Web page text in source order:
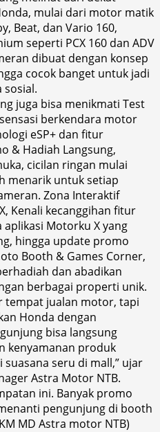
mulai dari motor matik
Beat, dan Vario 160,
seperti PCX 160 dan ADV
dibuat dengan konsep
cocok banget untuk jadi
sosial.
juga bisa menikmati Test
berkendara motor
eSP+ dan fitur
& Hadiah Langsung,
cicilan ringan mulai
menarik untuk setiap
Zona Interaktif
Kenali kecanggihan fitur
Motorku X yang
hingga update promo
Booth & Games Corner,
dan abadikan
berbagai properti unik.
tempat jualan motor, tapi
Honda dengan
bisa langsung
kenyamanan produk
seru di mall,” ujar
Astra Motor NTB.
ini. Banyak promo
pengunjung di booth
MD Astra motor NTB)